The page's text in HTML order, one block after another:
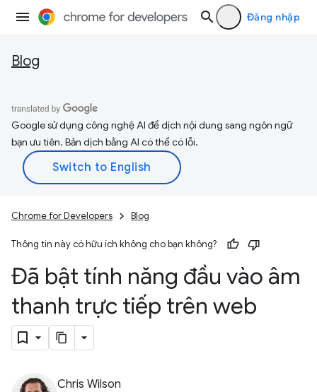
Đăng nhập
Blog
Google sử dụng công nghệ AI để dịch nội dung sang ngôn ngữ
bạn ưu tiên. Bản dịch bằng AI có thể có lỗi.
Chrome for Developers Blog
Thông tin này có hữu ích không cho bạn không?
Đã bật tính năng đầu vào âm
thanh trực tiếp trên web
Chris Wilson